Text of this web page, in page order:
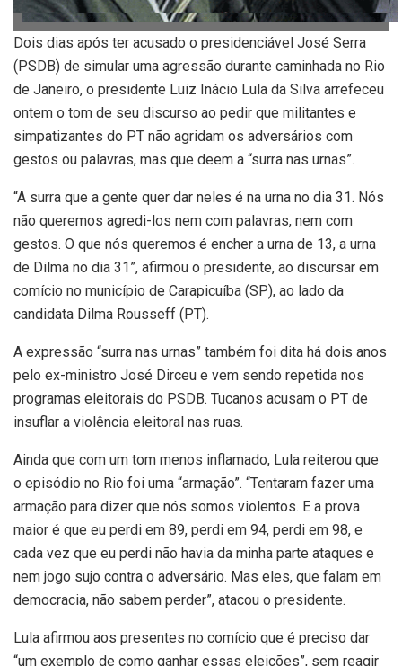
Dois dias após ter acusado o presidenciável José Serra
(PSDB) de simular uma agressão durante caminhada no Rio
de Janeiro, o presidente Luiz Inácio Lula da Silva arrefeceu
ontem o tom de seu discurso ao pedir que militantes e
simpatizantes do PT não agridam os adversários com
gestos ou palavras, mas que deem a “surra nas urnas”.
“A surra que a gente quer dar neles é na urna no dia 31. Nós
não queremos agredi-los nem com palavras, nem com
gestos. O que nós queremos é encher a urna de 13, a urna
de Dilma no dia 31”, afirmou o presidente, ao discursar em
comício no município de Carapicuíba (SP), ao lado da
candidata Dilma Rousseff (PT).
A expressão “surra nas urnas” também foi dita há dois anos
pelo ex-ministro José Dirceu e vem sendo repetida nos
programas eleitorais do PSDB. Tucanos acusam o PT de
insuflar a violência eleitoral nas ruas.
Ainda que com um tom menos inflamado, Lula reiterou que
o episódio no Rio foi uma “armação”. “Tentaram fazer uma
armação para dizer que nós somos violentos. E a prova
maior é que eu perdi em 89, perdi em 94, perdi em 98, e
cada vez que eu perdi não havia da minha parte ataques e
nem jogo sujo contra o adversário. Mas eles, que falam em
democracia, não sabem perder”, atacou o presidente.
Lula afirmou aos presentes no comício que é preciso dar
“um exemplo de como ganhar essas eleições”, sem reagir